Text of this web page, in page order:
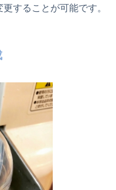
することが可能です。